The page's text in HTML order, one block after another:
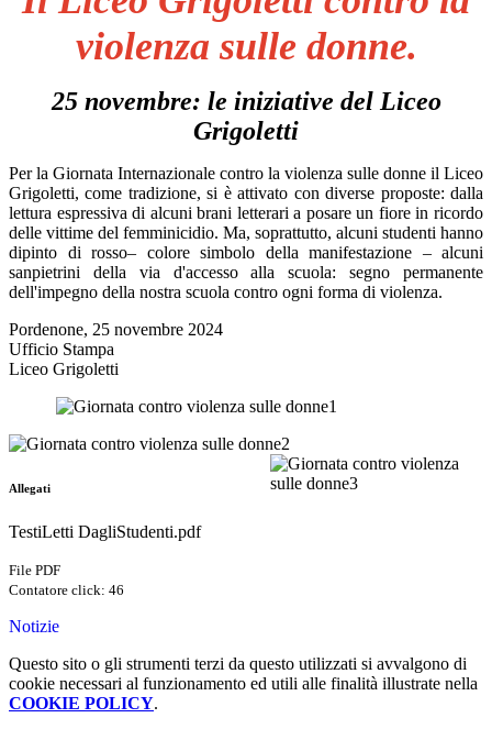
violenza sulle donne.
25 novembre: le iniziative del Liceo
Grigoletti
Per la Giornata Internazionale contro la violenza sulle donne il Liceo
Grigoletti, come tradizione, si è attivato con diverse proposte: dalla
lettura espressiva di alcuni brani letterari a posare un fiore in ricordo
delle vittime del femminicidio. Ma, soprattutto, alcuni studenti hanno
dipinto di rosso– colore simbolo della manifestazione – alcuni
sanpietrini della via d'accesso alla scuola: segno permanente
dell'impegno della nostra scuola contro ogni forma di violenza.
Pordenone, 25 novembre 2024
Ufficio Stampa
Liceo Grigoletti
Allegati
TestiLetti DagliStudenti.pdf
File PDF
Contatore click: 46
Notizie
Questo sito o gli strumenti terzi da questo utilizzati si avvalgono di
cookie necessari al funzionamento ed utili alle finalità illustrate nella
COOKIE POLICY.